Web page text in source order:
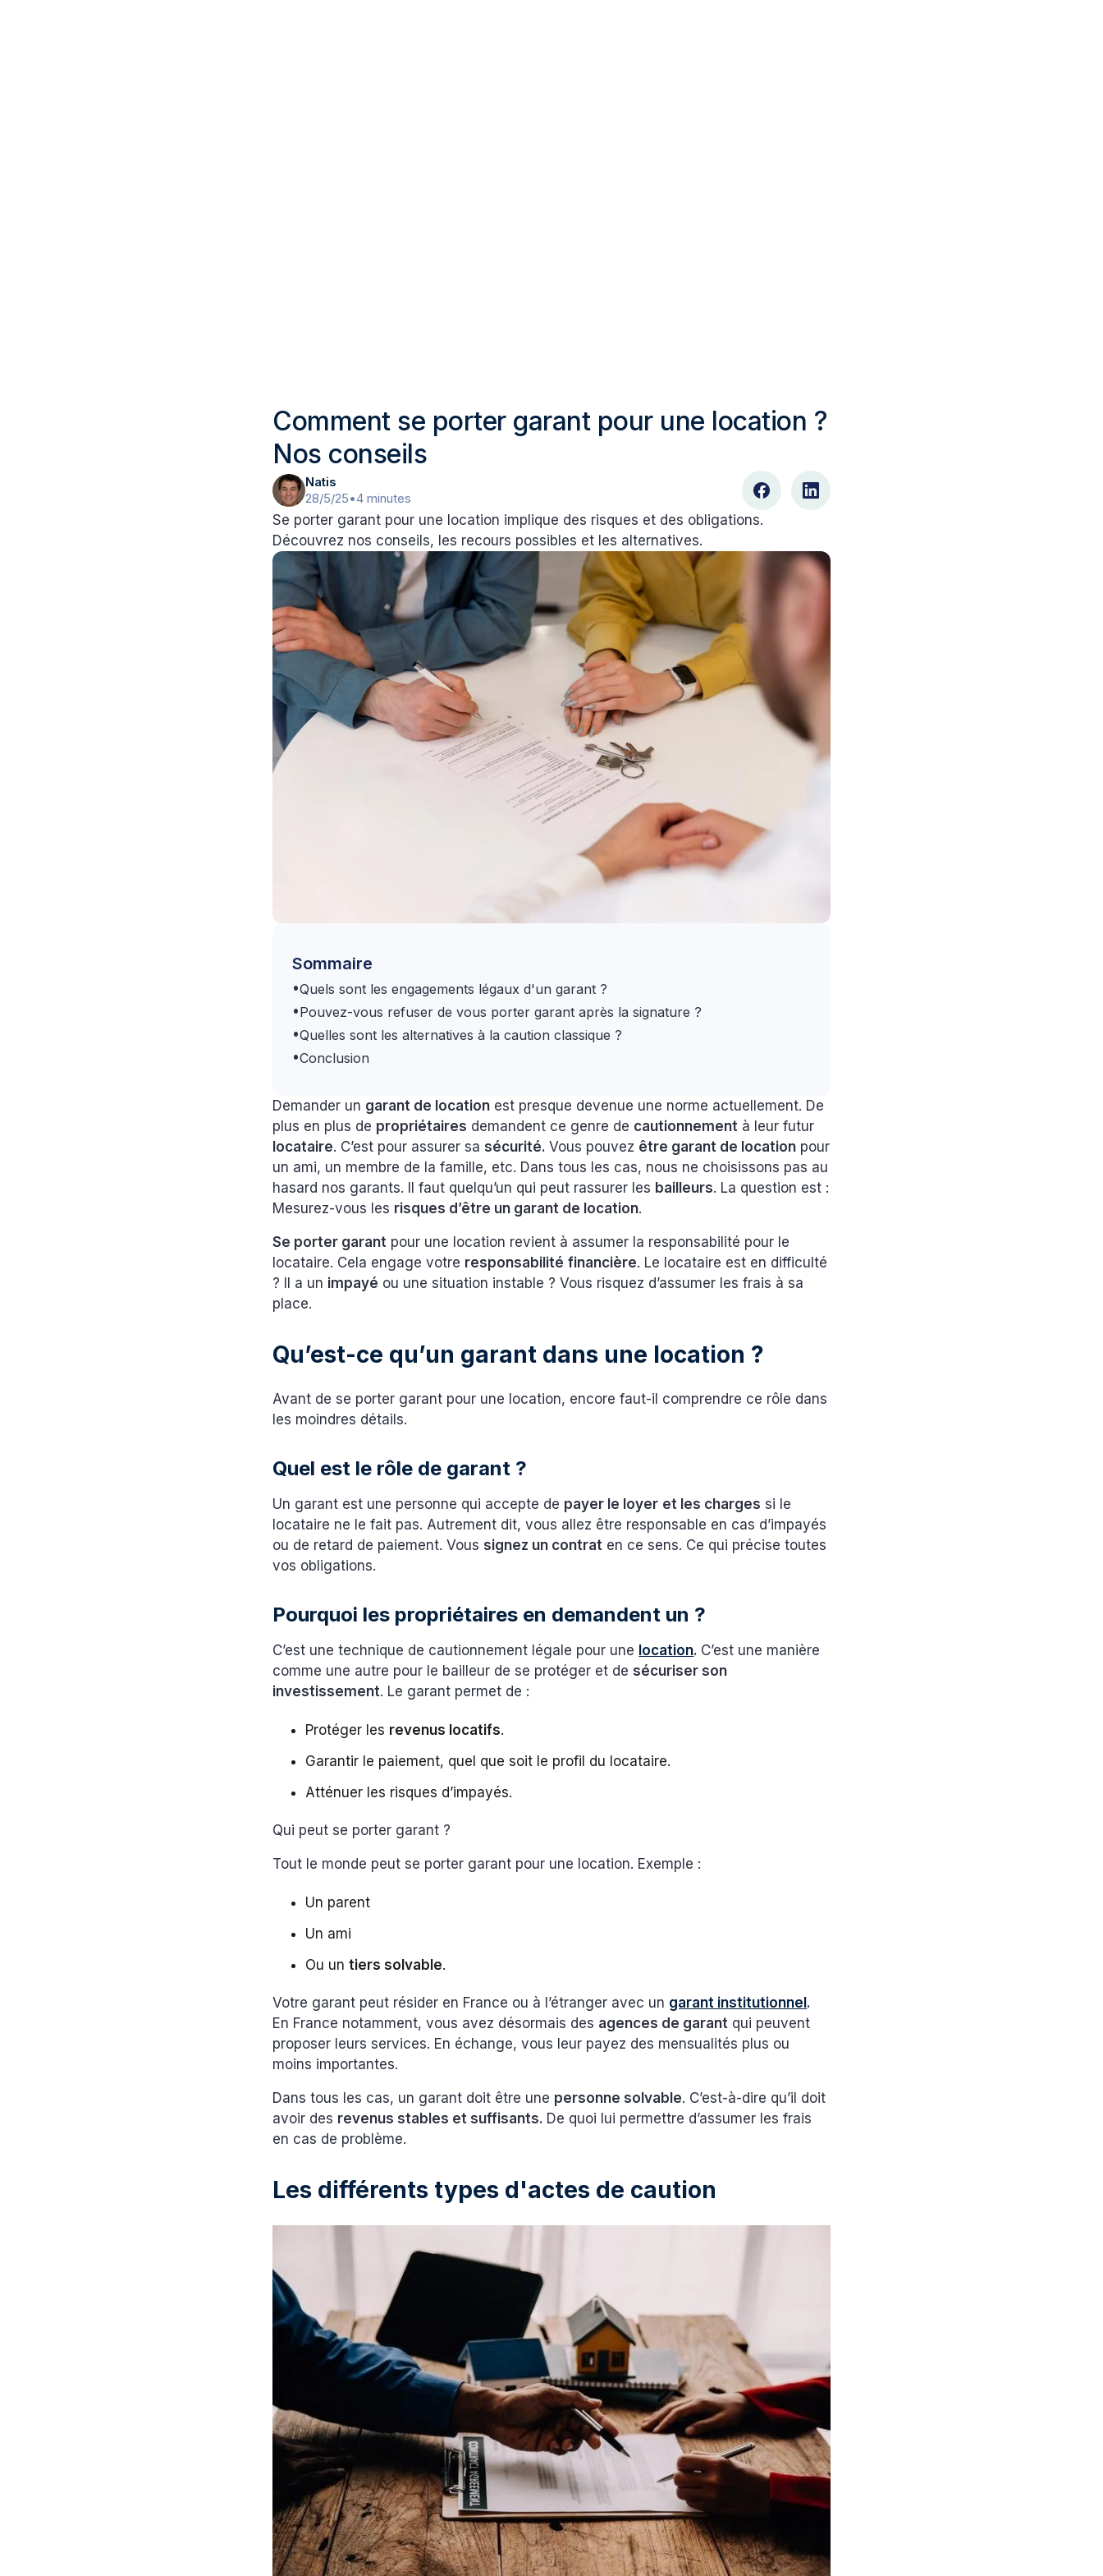
Comment se porter garant pour une location ?
Nos conseils
Natis
28/5/25•4 minutes
Se porter garant pour une location implique des risques et des obligations.
Découvrez nos conseils, les recours possibles et les alternatives.
Sommaire
•Quels sont les engagements légaux d'un garant ?
•Pouvez-vous refuser de vous porter garant après la signature ?
•Quelles sont les alternatives à la caution classique ?
•Conclusion
Demander un garant de location est presque devenue une norme actuellement. De
plus en plus de propriétaires demandent ce genre de cautionnement à leur futur
locataire. C’est pour assurer sasécurité.Vous pouvez être garant de location pour
un ami, un membre de la famille, etc. Dans tous les cas, nous ne choisissons pas au
hasard nos garants. Il faut quelqu’un qui peut rassurer les bailleurs. La question est :
Mesurez-vous les risques d’être un garant de location.
Se porter garant pour une location revient à assumer la responsabilité pour le
locataire. Cela engage votre responsabilité financière. Le locataire est en difficulté
? Il a un impayé ou une situation instable ? Vous risquez d’assumer les frais à sa
place.
Qu’est-ce qu’un garant dans une location ?
Avant de se porter garant pour une location, encore faut-il comprendre ce rôle dans
les moindres détails.
Quel est le rôle de garant ?
Un garant est une personne qui accepte de payer le loyer et les charges si le
locataire ne le fait pas. Autrement dit, vous allez être responsable en cas d’impayés
ou de retard de paiement. Voussignez un contrat en ce sens. Ce qui précise toutes
vos obligations.
Pourquoi les propriétaires en demandent un ?
C’est une technique de cautionnement légale pour une location. C’est une manière
comme une autre pour le bailleur de se protéger et desécuriser son
investissement. Le garant permet de :
Protéger les revenus locatifs.
Garantir le paiement, quel que soit le profil du locataire.
Atténuer les risques d’impayés.
Qui peut se porter garant ?
Tout le monde peut se porter garant pour une location. Exemple :
Un parent
Un ami
Ou untiers solvable.
Votre garant peut résider en France ou à l’étranger avec un garant institutionnel .
En France notamment, vous avez désormais des agences de garant qui peuvent
proposer leurs services. En échange, vous leur payez des mensualités plus ou
moins importantes.
Dans tous les cas, un garant doit être une personne solvable. C’est-à-dire qu’il doit
avoir des revenus stables et suffisants. De quoi lui permettre d’assumer les frais
en cas de problème.
Les différents types d'actes de caution